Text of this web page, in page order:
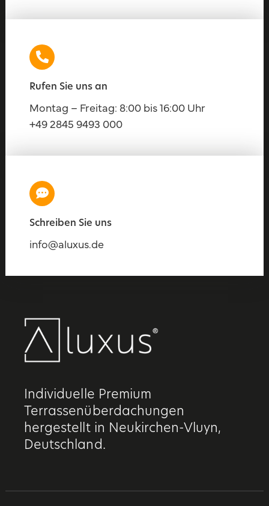
Rufen Sie uns an
Montag – Freitag: 8:00 bis 16:00 Uhr
+49 2845 9493 000
Schreiben Sie uns
info@aluxus.de
Individuelle Premium
Terrassenüberdachungen
hergestellt in Neukirchen-Vluyn,
Deutschland.